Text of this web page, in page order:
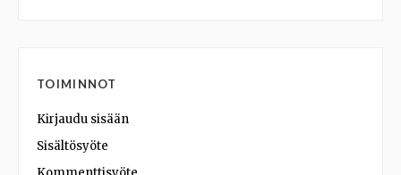
TOIMINNOT
Kirjaudu sisään
Sisältösyöte